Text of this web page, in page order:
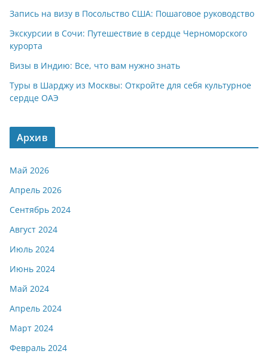
Запись на визу в Посольство США: Пошаговое руководство
Экскурсии в Сочи: Путешествие в сердце Черноморского
курорта
Визы в Индию: Все, что вам нужно знать
Туры в Шарджу из Москвы: Откройте для себя культурное
сердце ОАЭ
Архив
Май 2026
Апрель 2026
Сентябрь 2024
Август 2024
Июль 2024
Июнь 2024
Май 2024
Апрель 2024
Март 2024
Февраль 2024